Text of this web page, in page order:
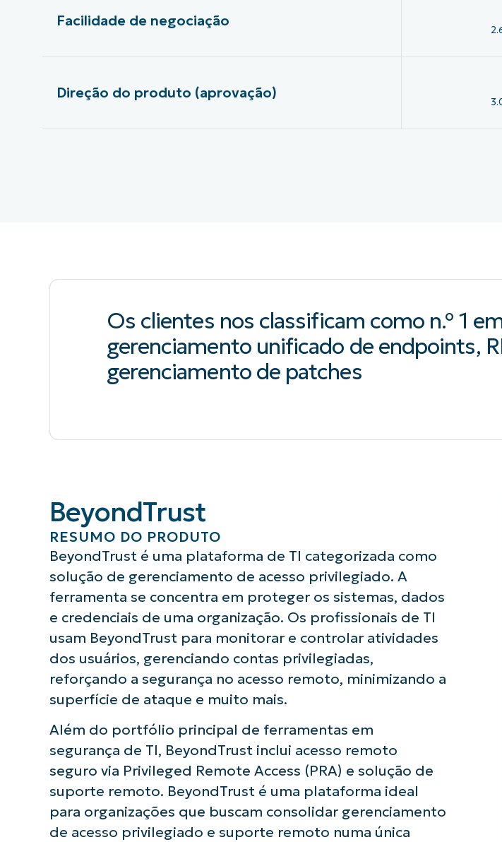
Facilidade de negociação
Direção do produto (aprovação)
Os clientes nos classificam como n.º 1
gerenciamento unificado de endpoints,
gerenciamento de patches
BeyondTrust
RESUMO DO PRODUTO
BeyondTrust é uma plataforma de TI categorizada como
solução de gerenciamento de acesso privilegiado. A
ferramenta se concentra em proteger os sistemas, dados
e credenciais de uma organização. Os profissionais de TI
usam BeyondTrust para monitorar e controlar atividades
dos usuários, gerenciando contas privilegiadas,
reforçando a segurança no acesso remoto, minimizando a
superfície de ataque e muito mais.
Além do portfólio principal de ferramentas em
segurança de TI, BeyondTrust inclui acesso remoto
seguro via Privileged Remote Access (PRA) e solução de
suporte remoto. BeyondTrust é uma plataforma ideal
para organizações que buscam consolidar gerenciamento
de acesso privilegiado e suporte remoto numa única